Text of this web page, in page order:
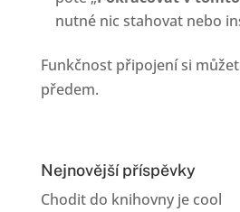
nutné nic stahovat nebo
Funkčnost připojení si
předem.
Nejnovější příspěvky
Chodit do knihovny je cool